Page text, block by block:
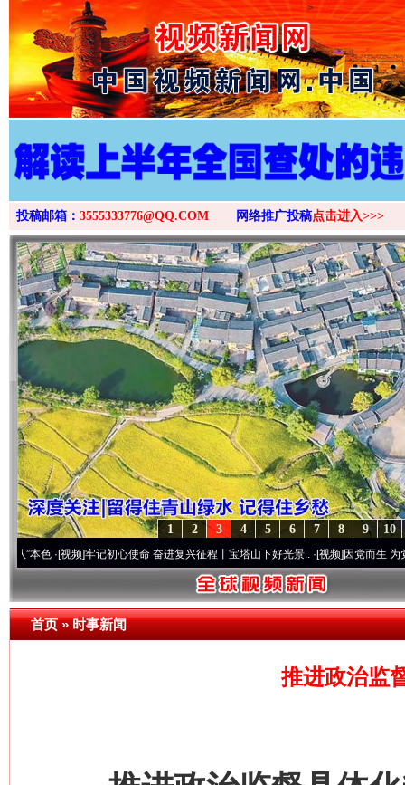
>
投稿邮箱： 3555333776@QQ.COM 网络推广投稿点击进入>>>
10
9
8
7
6
5
4
3
2
1
·[视频]牢记初心使命 奋进复兴征程丨宝塔山下好光景..·[视频]因党而生 为党而战
首页»时事新闻
推进政治监